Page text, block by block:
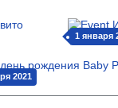
1 января
2021